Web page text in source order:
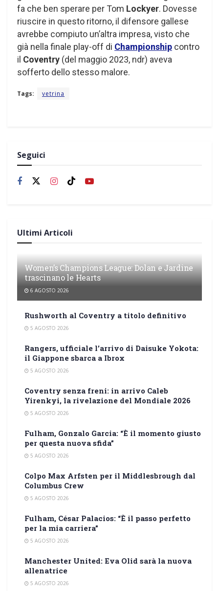
fa che ben sperare per Tom Lockyer. Dovesse
riuscire in questo ritorno, il difensore gallese
avrebbe compiuto un’altra impresa, visto che
già nella finale play-off di Championship contro
il Coventry (del maggio 2023, ndr) aveva
sofferto dello stesso malore.
Tags: vetrina
Seguici
Ultimi Articoli
Women’s Champions League: Dolan e Jardine
trascinano le Hearts
6 AGOSTO 2026
Rushworth al Coventry a titolo definitivo
5 AGOSTO 2026
Rangers, ufficiale l’arrivo di Daisuke Yokota:
il Giappone sbarca a Ibrox
5 AGOSTO 2026
Coventry senza freni: in arrivo Caleb
Yirenkyi, la rivelazione del Mondiale 2026
5 AGOSTO 2026
Fulham, Gonzalo Garcia: “È il momento giusto
per questa nuova sfida”
5 AGOSTO 2026
Colpo Max Arfsten per il Middlesbrough dal
Columbus Crew
5 AGOSTO 2026
Fulham, César Palacios: “È il passo perfetto
per la mia carriera”
5 AGOSTO 2026
Manchester United: Eva Olid sarà la nuova
allenatrice
5 AGOSTO 2026